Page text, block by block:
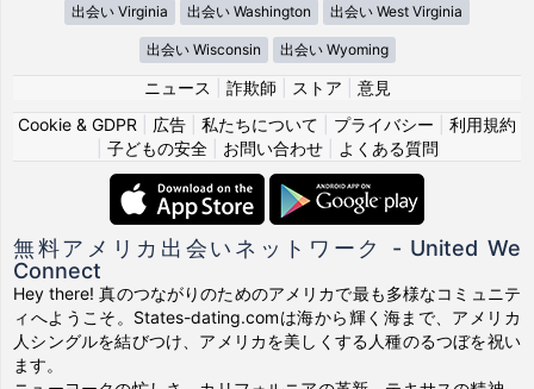
出会い Virginia 出会い Washington 出会い West Virginia
出会い Wisconsin 出会い Wyoming
ニュース 詐欺師 ストア
意見
Cookie & GDPR
広告 私たちについて プライバシー
利用規約
子どもの安全| お問い合わせ| よくある質問
無料アメリカ出会いネットワーク - United We
Connect
Hey there! 真のつながりのためのアメリカで最も多様なコミュニテ
ィへようこそ。States-dating.comは海から輝く海まで、アメリカ
人シングルを結びつけ、アメリカを美しくする人種のるつぼを祝い
ます。